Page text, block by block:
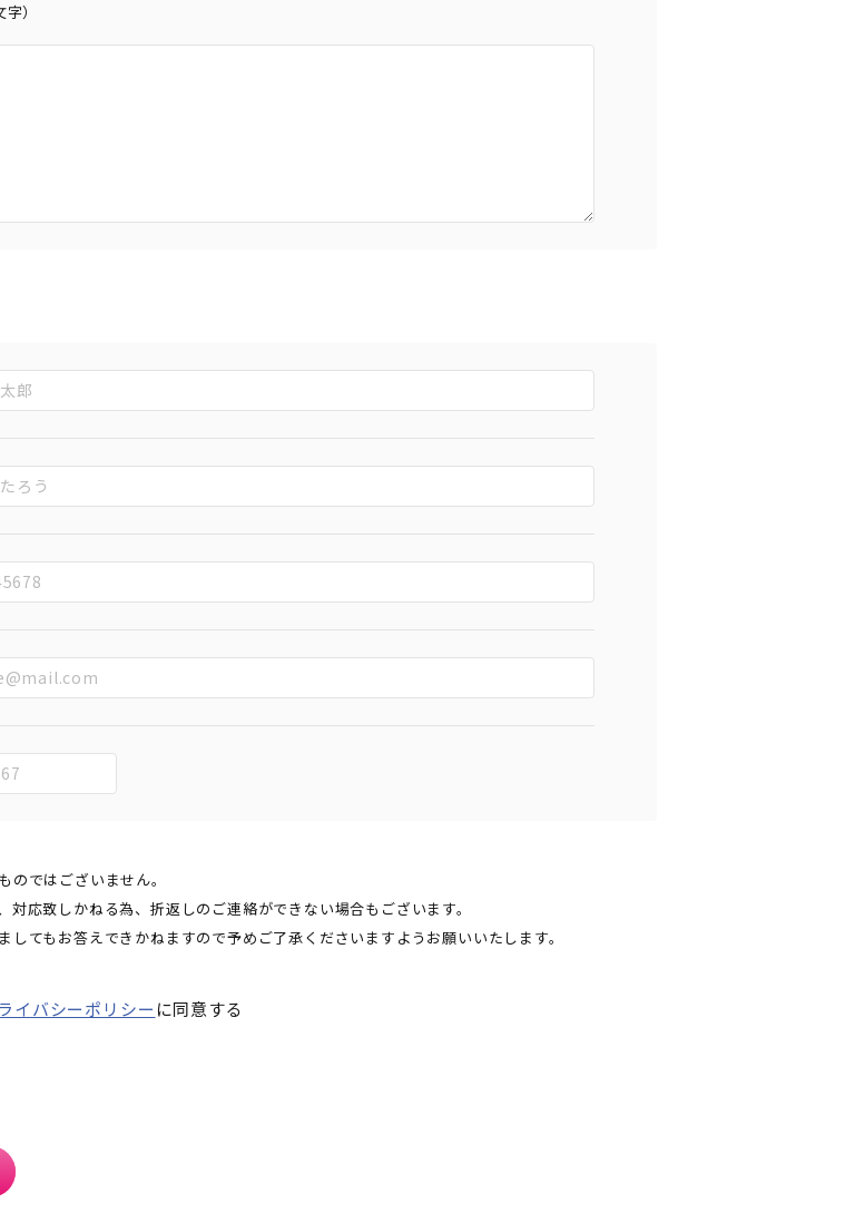
字）
ではございません。
応致しかねる為、折返しのご連絡ができない場合もございます。
てもお答えできかねますので予めご了承くださいますようお願いいたします。
イバシーポリシー に同意する